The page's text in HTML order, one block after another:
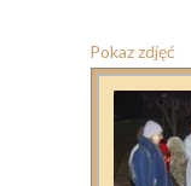
Pokaz zdjęć